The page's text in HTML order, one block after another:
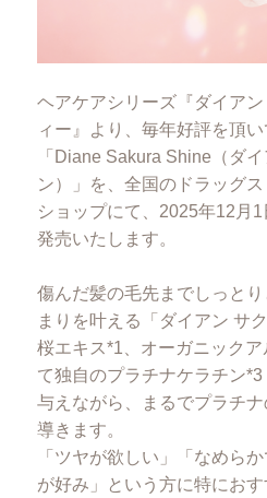
ヘアケアシリーズ『ダイア
ィー』より、毎年好評を頂
「Diane Sakura Shine（ダ
ン）」を、全国のドラッグ
ショップにて、2025年12月
発売いたします。
傷んだ髪の毛先までしっと
まりを叶える「ダイアン サ
桜エキス*1、オーガニック
て独自のプラチナケラチン
与えながら、まるでプラチ
導きます。
「ツヤが欲しい」「なめら
が好み」という方に特におす